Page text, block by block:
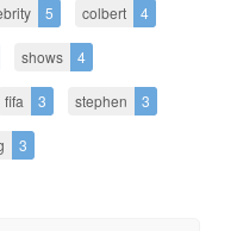
5 colbert 4
shows 4
fifa 3 stephen 3
3